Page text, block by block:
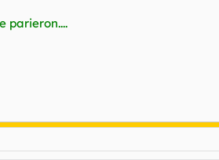
parieron....